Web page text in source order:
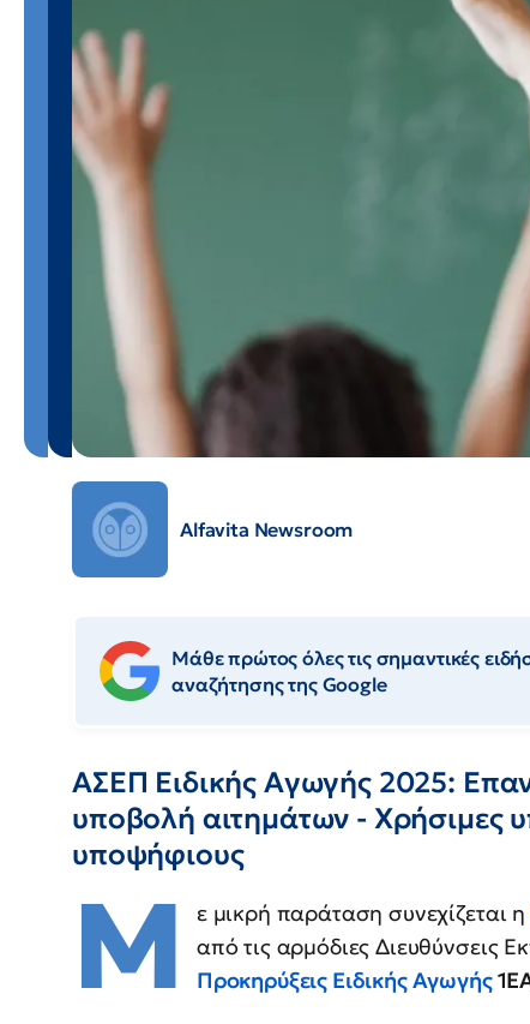
Alfavita Newsroom
Μάθε πρώτος όλες τις σημαντικές
αναζήτησης της Google
ΑΣΕΠ Ειδικής Αγωγής 2025:
υποβολή αιτημάτων - Χρήσιμες
υποψήφιους
Μ ε μικρή παράταση συνεχίζεται η
από τις αρμόδιες Διευθύνσεις
Προκηρύξεις Ειδικής Αγωγής